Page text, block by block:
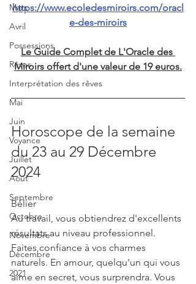
Mars
Avril
Possessions
Rêves
Interprétation des rêves
Mai
Juin
Voyance
Juillet
Août
Septembre
Octobre
Novembre
Décembre
2021
https://www.ecoledesmiroirs.com/oracl
e-des-miroirs
Le Guide Complet de L'Oracle des
Miroirs offert d'une valeur de 19 euros.
Horoscope de la semaine
du 23 au 29 Décembre
2024
Bélier
Au travail, vous obtiendrez d'excellents
résultats au niveau professionnel.
Faites confiance à vos charmes
naturels. En amour, quelqu'un qui vous
aime en secret, vous surprendra. Vous